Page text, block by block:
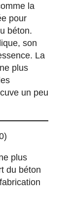
la
pour
béton.
son
La
plus
un peu
plus
du béton